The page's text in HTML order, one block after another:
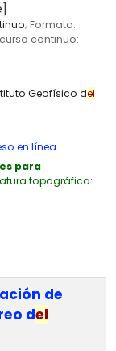
; Formato:
continuo:
Geofísico del
en línea
para
topográfica:
de
del